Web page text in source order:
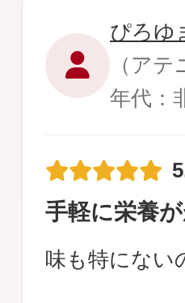
ぴろゆ
（ア
年代：
手軽に栄養
味も特にない